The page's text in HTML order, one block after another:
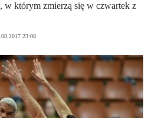
w którym zmierzą się w czwartek z
23:08